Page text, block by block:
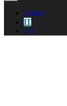
Global
IT
US